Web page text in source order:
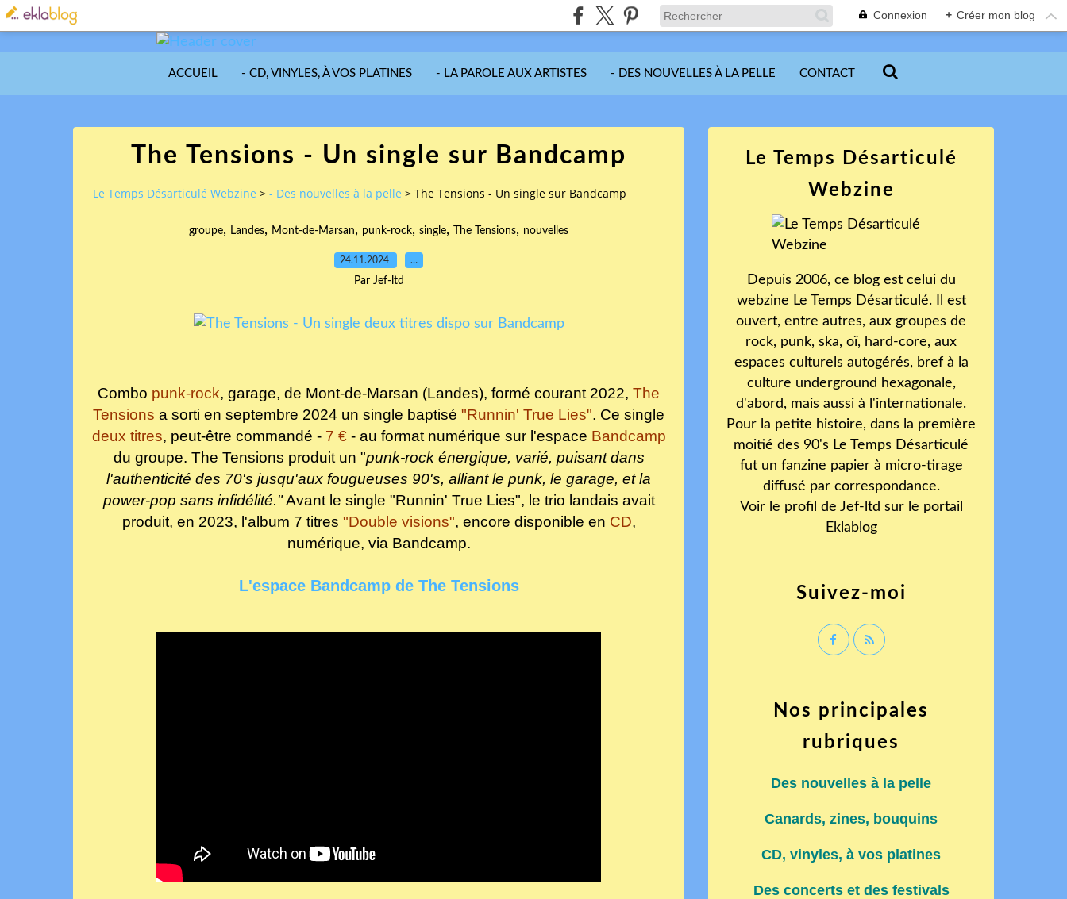
Connexion + Créer mon blog
ACCUEIL - CD, VINYLES, À VOS PLATINES - LA PAROLE AUX ARTISTES - DES NOUVELLES À LA PELLE CONTACT
The Tensions - Un single sur Bandcamp
Le Temps Désarticulé Webzine > - Des nouvelles à la pelle > The Tensions - Un single sur Bandcamp
groupe, Landes, Mont-de-Marsan, punk-rock, single, The Tensions, nouvelles
24.11.2024 …
Par Jef-ltd
Combo punk-rock, garage, de Mont-de-Marsan (Landes), formé courant 2022, The
Tensions a sorti en septembre 2024 un single baptisé "Runnin' True Lies". Ce single
deux titres, peut-être commandé - 7 € - au format numérique sur l'espace Bandcamp
du groupe. The Tensions produit un "punk-rock énergique, varié, puisant dans
l'authenticité des 70's jusqu'aux fougueuses 90's, alliant le punk, le garage, et la
power-pop sans infidélité."Avant le single "Runnin' True Lies", le trio landais avait
produit, en 2023, l'album 7 titres "Double visions", encore disponible en CD,
numérique, via Bandcamp.
L'espace Bandcamp de The Tensions
Le Temps Désarticulé
Webzine
Depuis 2006, ce blog est celui du
webzine Le Temps Désarticulé. Il est
ouvert, entre autres, aux groupes de
rock, punk, ska, oï, hard-core, aux
espaces culturels autogérés, bref à la
culture underground hexagonale,
d'abord, mais aussi à l'internationale.
Pour la petite histoire, dans la première
moitié des 90's Le Temps Désarticulé
fut un fanzine papier à micro-tirage
diffusé par correspondance.
Voir le profil de Jef-ltd sur le portail
Eklablog
Suivez-moi
Nos principales
rubriques
Des nouvelles à la pelle
Canards, zines, bouquins
CD, vinyles, à vos platines
Des concerts et des festivals